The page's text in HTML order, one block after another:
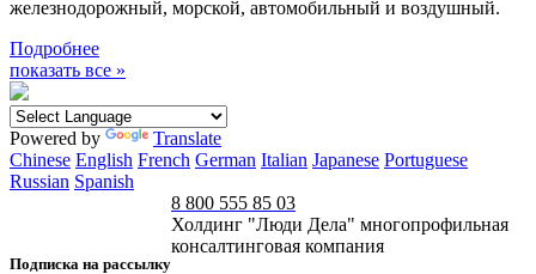
железнодорожный, морской, автомобильный и воздушный.
Подробнее
показать все »
Powered by
Translate
Chinese English French German Italian Japanese Portuguese
Russian Spanish
Подписка на рассылку
8 800 555 85 03
Холдинг "Люди Дела" многопрофильная
консалтинговая компания